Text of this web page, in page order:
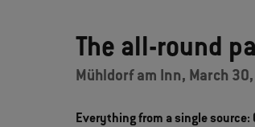
The all-round
Mühldorf am Inn, March
Everything from a single